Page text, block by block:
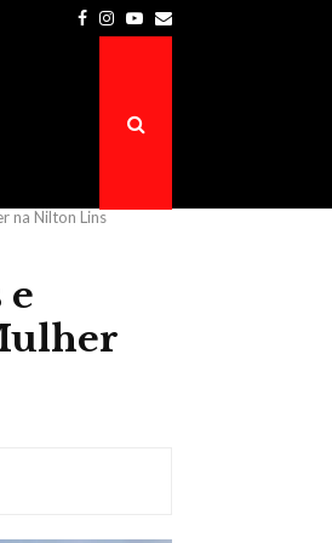
Prefeitura de Atalaia do Norte é a…
Facebook
Instagram
Youtube
Email
na Nilton Lins
e